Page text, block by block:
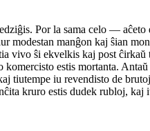
Por la sama celo —
modestan manĝon kaj ŝian
vivo ŝi ekvelkis kaj post ĉirkaŭ
estis mortanta.
tiutempe iu revendisto de
kruro estis dudek rubloj, kaj